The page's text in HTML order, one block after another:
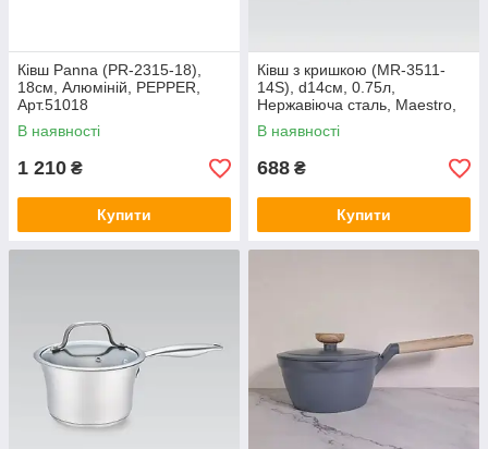
Ківш Panna (PR-2315-18),
18см, Алюміній, PEPPER,
Арт.51018
В наявності
1 210 ₴
Купити
Ківш з кришкою (MR-3511-
14S), d14см, 0.75л,
Нержавіюча сталь, Maestro,
Арт.52351
В наявності
688 ₴
Купити